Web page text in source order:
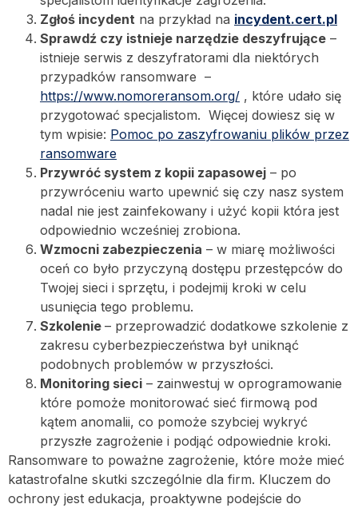
Zgłoś incydent na przykład na incydent.cert.pl
Sprawdź czy istnieje narzędzie deszyfrujące –
istnieje serwis z deszyfratorami dla niektórych
przypadków ransomware –
https://www.nomoreransom.org/ , które udało się
przygotować specjalistom. Więcej dowiesz się w
tym wpisie: Pomoc po zaszyfrowaniu plików przez
ransomware
Przywróć system z kopii zapasowej – po
przywróceniu warto upewnić się czy nasz system
nadal nie jest zainfekowany i użyć kopii która jest
odpowiednio wcześniej zrobiona.
Wzmocni zabezpieczenia – w miarę możliwości
oceń co było przyczyną dostępu przestępców do
Twojej sieci i sprzętu, i podejmij kroki w celu
usunięcia tego problemu.
Szkolenie – przeprowadzić dodatkowe szkolenie z
zakresu cyberbezpieczeństwa był uniknąć
podobnych problemów w przyszłości.
Monitoring sieci – zainwestuj w oprogramowanie
które pomoże monitorować sieć firmową pod
kątem anomalii, co pomoże szybciej wykryć
przyszłe zagrożenie i podjąć odpowiednie kroki.
Ransomware to poważne zagrożenie, które może mieć
katastrofalne skutki szczególnie dla firm. Kluczem do
ochrony jest edukacja, proaktywne podejście do